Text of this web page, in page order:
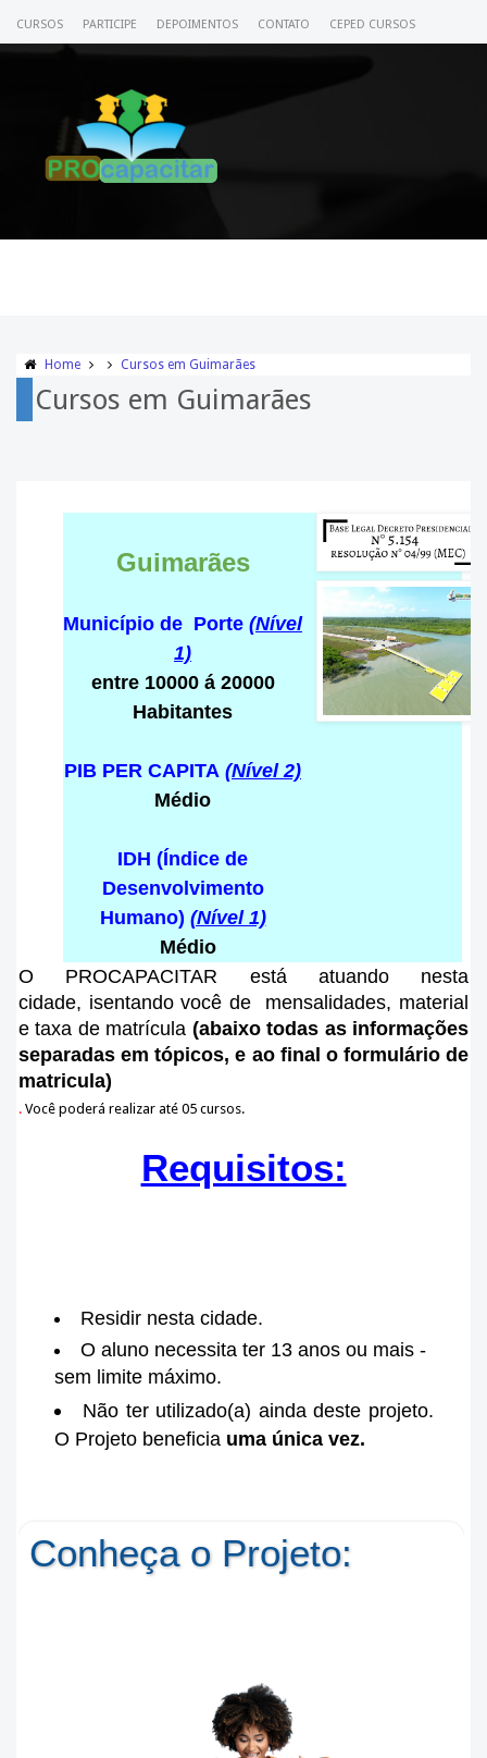
CURSOS PARTICIPE DEPOIMENTOS CONTATO CEPED CURSOS
Home Cursos em Guimarães
Cursos em Guimarães
Guimarães
Município de Porte (Nível
1)
entre 10000 á 20000
Habitantes
PIB PER CAPITA (Nível 2)
Médio
IDH (Índice de
Desenvolvimento
Humano) (Nível 1)
Médio
O PROCAPACITAR está atuando nesta
cidade, isentando você de mensalidades, material
e taxa de matrícula (abaixo todas as informações
separadas em tópicos, e ao final o formulário de
matricula)
. Você poderá realizar até 05 cursos.
Requisitos:
Residir nesta cidade.
O aluno necessita ter 13 anos ou mais -
sem limite máximo.
Não ter utilizado(a) ainda deste projeto.
O Projeto beneficia uma única vez.